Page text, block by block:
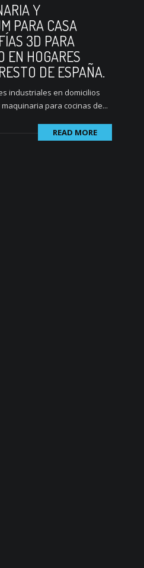
Y
PARA CASA
3D PARA
EN HOGARES
DE ESPAÑA.
industriales en domicilios
para cocinas de...
READ MORE